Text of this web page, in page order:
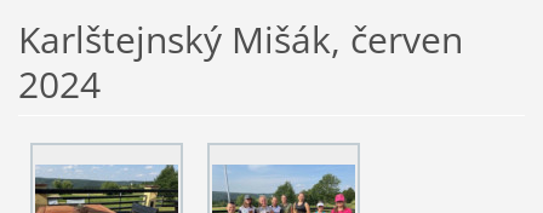
Karlštejnský Mišák, červen
2024